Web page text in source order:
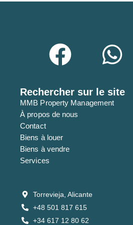
Rechercher sur le site
MMB Property Management
À propos de nous
Contact
Biens à louer
Biens à vendre
Services
Torrevieja, Alicante
+48 501 817 615
+34 617 12 80 62